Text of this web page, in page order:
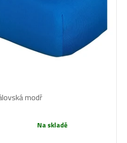
modř
Na skladě